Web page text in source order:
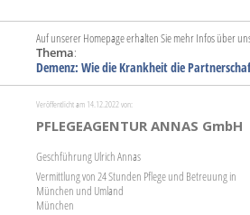
Auf unserer Homepage erhalten Sie mehr Infos über
Thema:
Demenz: Wie die Krankheit die
Veröffentlicht am 14.12.2022 von:
PFLEGEAGENTUR ANNAS GmbH
Geschführung Ulrich Annas
Vermittlung von 24 Stunden Pflege und Betreuung in
München und Umland
München